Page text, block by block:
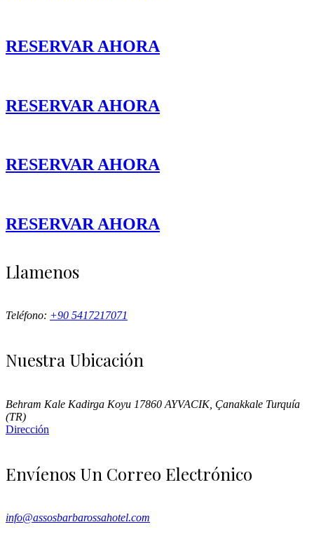
RESERVAR AHORA
RESERVAR AHORA
RESERVAR AHORA
RESERVAR AHORA
Llamenos
Teléfono: +90 5417217071
Nuestra Ubicación
Behram Kale Kadirga Koyu 17860 AYVACIK, Çanakkale Turquía
(TR)
Dirección
Envíenos Un Correo Electrónico
info@assosbarbarossahotel.com